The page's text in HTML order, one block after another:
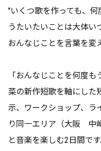
"いくつ歌を作っても、何
うたいたいことは大体い
おんなじことを言葉を変
「 おんなじことを何度も
菜の新作短歌を軸にした
示、ワークショップ、ラ
り同一エリア（大阪 中
と音楽を楽しむ2日間です